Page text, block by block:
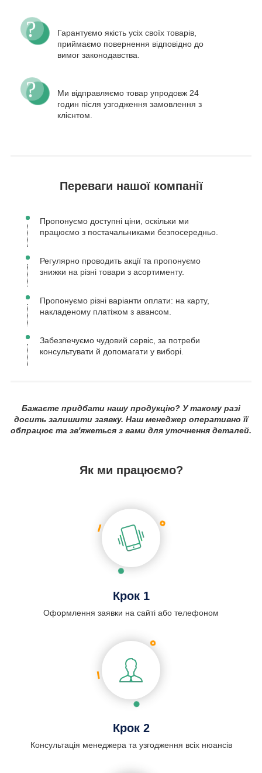
Гарантуємо якість усіх своїх товарів,
приймаємо повернення відповідно до
вимог законодавства.
Ми відправляємо товар упродовж 24
годин після узгодження замовлення з
клієнтом.
Переваги нашої компанії
Пропонуємо доступні ціни, оскільки ми
працюємо з постачальниками безпосередньо.
Регулярно проводить акції та пропонуємо
знижки на різні товари з асортименту.
Пропонуємо різні варіанти оплати: на карту,
накладеному платіжом з авансом.
Забезпечуємо чудовий сервіс, за потреби
консультувати й допомагати у виборі.
Бажаєте придбати нашу продукцію? У такому разі
досить залишити заявку. Наш менеджер оперативно її
обпрацює та зв'яжеться з вами для уточнення деталей.
Як ми працюємо?
Крок 1
Оформлення заявки на сайті або телефоном
Крок 2
Консультація менеджера та узгодження всіх нюансів